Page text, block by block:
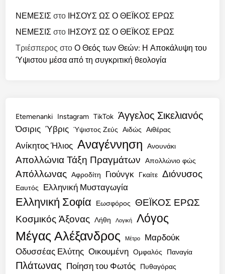
ΝΕΜΕΣΙΣ στο ΙΗΣΟΥΣ ΩΣ Ο ΘΕΪΚΟΣ ΕΡΩΣ
ΝΕΜΕΣΙΣ στο ΙΗΣΟΥΣ ΩΣ Ο ΘΕΪΚΟΣ ΕΡΩΣ
Τριέσπερος στοΟ Θεός των Θεών: Η Αποκάλυψη του
Ύψιστου μέσα από τη συγκριτική θεολογία
Etemenanki Instagram TikTok Άγγελος Σικελιανός
Όσιρις Ύβρις Ύψιστος Ζεύς Αιδώς Αιθέρας
Ανίκητος Ήλιος Αναγέννηση Ανουνάκι
Απολλώνια Τάξη Πραγμάτων Απολλώνιο φώς
Απόλλωνας Αφροδίτη Γιούνγκ Γκαίτε Διόνυσος
Εαυτός Ελληνική Μυσταγωγία
Ελληνική Σοφία Εωσφόρος
ΘΕΪΚΟΣ ΕΡΩΣ
Κοσμικός Άξονας Λήθη Λογική Λόγος
Μέγας Αλέξανδρος Μέτρο
Μαρδούκ
Οδυσσέας Ελύτης Οικουμένη Ομφαλός Παναγία
Πλάτωνας Ποίηση του Φωτός Πυθαγόρας